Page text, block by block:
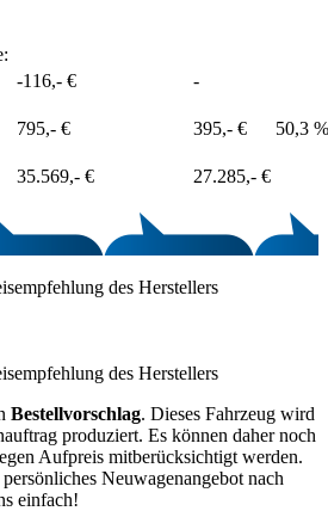
-116,- € -
795,- € 395,- € 50,3 %
35.569,- €
27.285,- €
des Herstellers
des Herstellers
Bestellvorschlag. Dieses Fahrzeug wird
produziert. Es können daher noch
Aufpreis mitberücksichtigt werden.
Neuwagenangebot nach
einfach!